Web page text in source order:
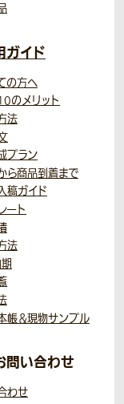
ガイド
の方へ
のメリット
法
プラン
ら商品到着まで
稿ガイド
ート
法
帳＆現物サンプル
問い合わせ
わせ